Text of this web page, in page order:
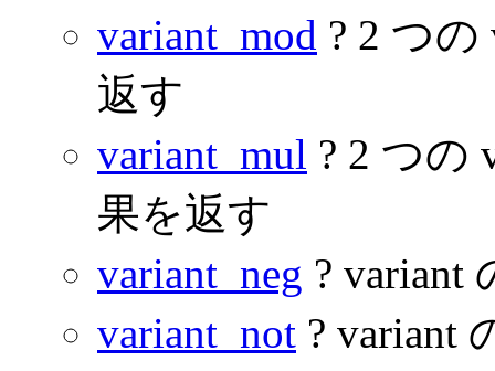
variant_mod ? 2 つ
返す
variant_mul ? 2 つの
果を返す
variant_neg ? variant
variant_not ? variant